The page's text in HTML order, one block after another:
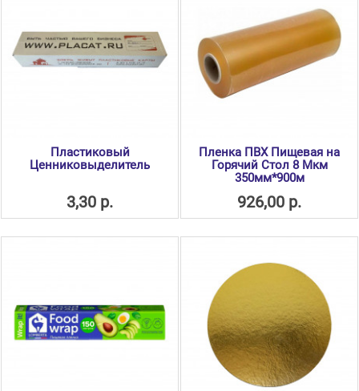
Пластиковый
Ценниковыделитель
3,30 р.
Пленка ПВХ Пищевая на
Горячий Стол 8 Мкм
350мм*900м
926,00 р.